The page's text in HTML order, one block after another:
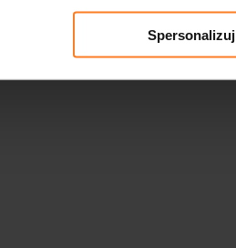
Spersonalizuj